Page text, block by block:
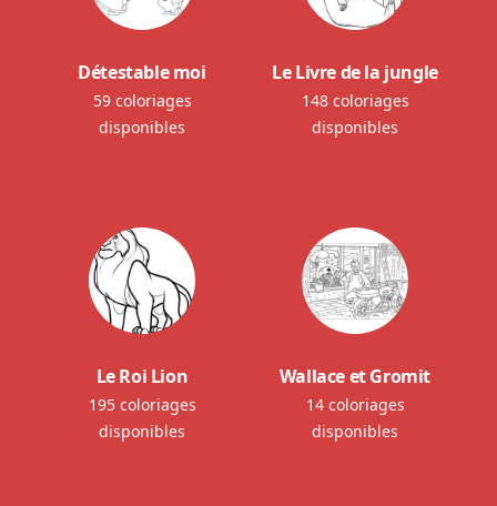
Détestable moi
59 coloriages
disponibles
Le Livre de la jungle
148 coloriages
disponibles
Le Roi Lion
195 coloriages
disponibles
Wallace et Gromit
14 coloriages
disponibles